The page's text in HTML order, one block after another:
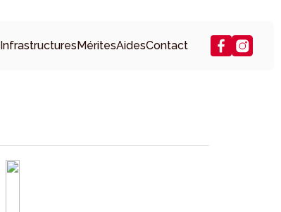
InfrastructuresMéritesAidesContact